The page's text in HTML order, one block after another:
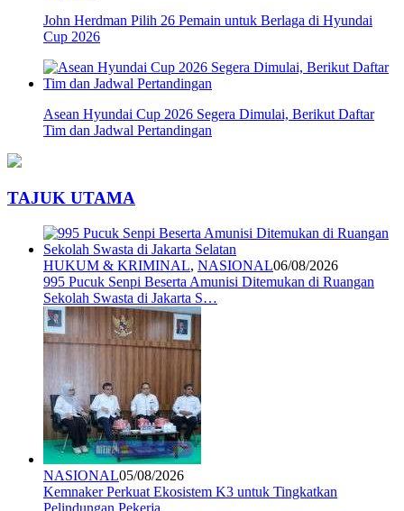
John Herdman Pilih 26 Pemain untuk Berlaga di Hyundai
Cup 2026
Asean Hyundai Cup 2026 Segera Dimulai, Berikut Daftar
Tim dan Jadwal Pertandingan
TAJUK UTAMA
HUKUM & KRIMINAL, NASIONAL06/08/2026
995 Pucuk Senpi Beserta Amunisi Ditemukan di Ruangan
Sekolah Swasta di Jakarta S…
NASIONAL05/08/2026
Kemnaker Perkuat Ekosistem K3 untuk Tingkatkan
Pelindungan Pekerja